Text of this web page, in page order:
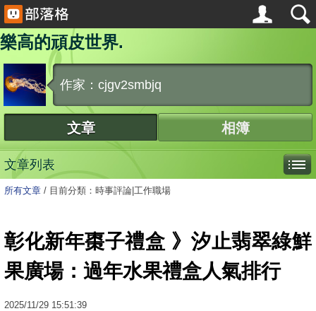
樂高的頑皮世界.
作家：cjgv2smbjq
文章 相簿
文章列表
所有文章 / 目前分類：時事評論|工作職場
彰化新年棗子禮盒 》汐止翡翠綠鮮
果廣場：過年水果禮盒人氣排行
2025/11/29 15:51:39